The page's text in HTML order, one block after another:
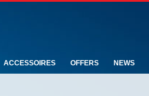
ACCESSOIRES OFFERS NEWS